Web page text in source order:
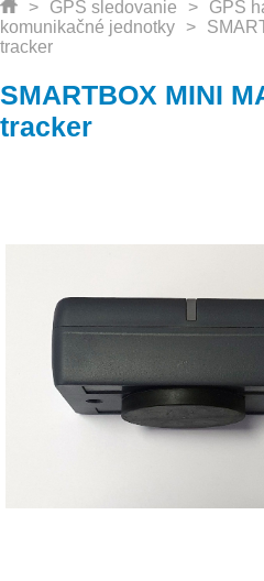
> GPS sledovanie > GPS
komunikačné jednotky
>
tracker
SMARTBOX MINI
tracker